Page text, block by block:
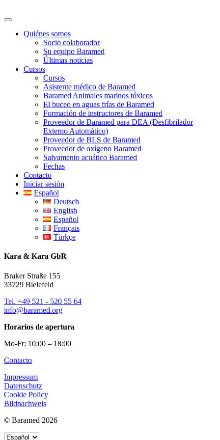
to
Quiénes somos
Socio colaborador
Su equipo Baramed
Últimas noticias
Cursos
Cursos
Asistente médico de Baramed
Baramed Animales marinos tóxicos
El buceo en aguas frías de Baramed
Formación de instructores de Baramed
Proveedor de Baramed para DEA (Desfibrilador
Externo Automático)
Proveedor de BLS de Baramed
Proveedor de oxígeno Baramed
Salvamento acuático Baramed
Fechas
Contacto
Iniciar sesión
Español
Deutsch
English
Español
Français
Türkçe
Kara & Kara GbR
Braker Straße 155
33729 Bielefeld
Tel. +49 521 - 520 55 64
info@baramed.org
Horarios de apertura
Mo-Fr: 10:00 – 18:00
Contacto
Impressum
Datenschutz
Cookie Policy
Bildnachweis
© Baramed 2026